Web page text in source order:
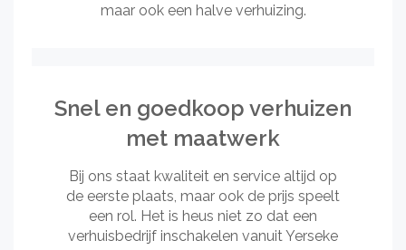
maar ook een halve verhuizing.
Snel en goedkoop verhuizen
met maatwerk
Bij ons staat kwaliteit en service altijd op
de eerste plaats, maar ook de prijs speelt
een rol. Het is heus niet zo dat een
verhuisbedrijf inschakelen vanuit Yerseke